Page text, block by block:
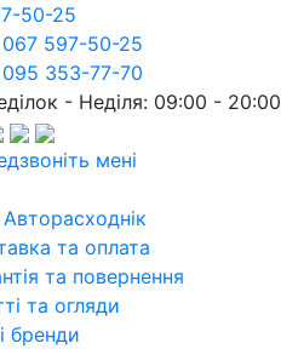
50-25
597-50-25
353-77-70
- Неділя: 09:00 - 20:00
мені
та оплата
та повернення
та огляди
бренди